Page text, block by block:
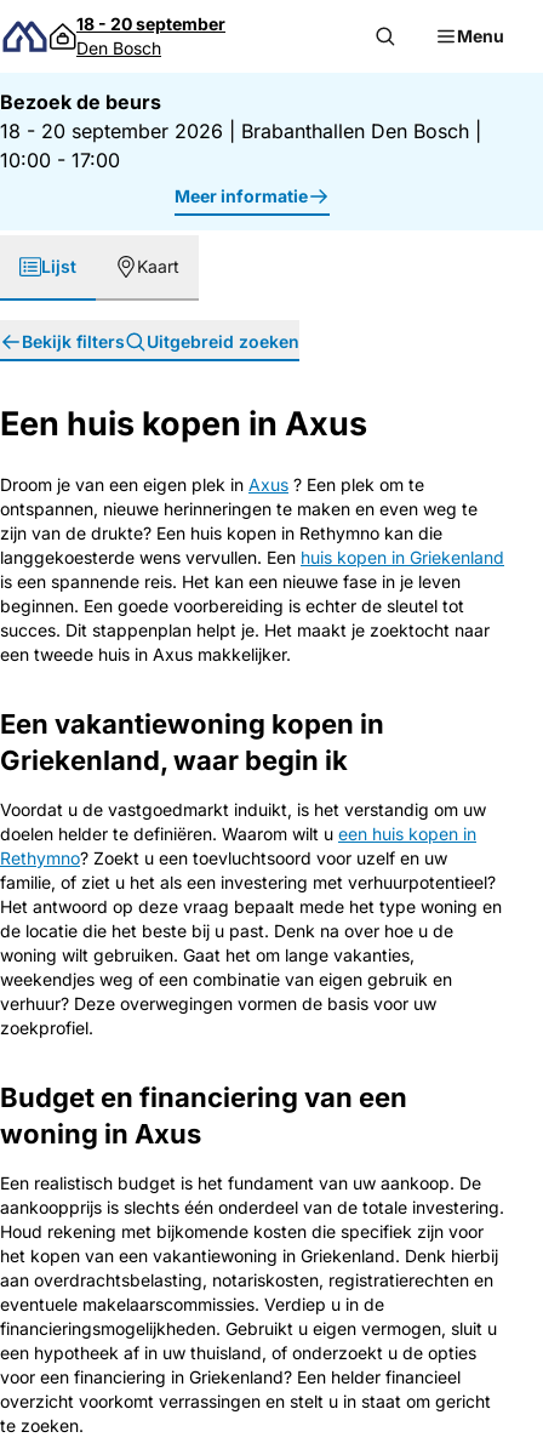
Direct naar inhoud
18 - 20 september
Den Bosch
Menu
Bezoek de beurs
18 - 20 september 2026
Brabanthallen Den Bosch
10:00 - 17:00
Meer informatie
Lijst Kaart
Bekijk filters Uitgebreid zoeken
Een huis kopen in Axus
Droom je van een eigen plek in Axus ? Een plek om te
ontspannen, nieuwe herinneringen te maken en even weg te
zijn van de drukte? Een huis kopen in Rethymno kan die
langgekoesterde wens vervullen. Een huis kopen in Griekenland
is een spannende reis. Het kan een nieuwe fase in je leven
beginnen. Een goede voorbereiding is echter de sleutel tot
succes. Dit stappenplan helpt je. Het maakt je zoektocht naar
een tweede huis in Axus makkelijker.
Een vakantiewoning kopen in
Griekenland, waar begin ik
Voordat u de vastgoedmarkt induikt, is het verstandig om uw
doelen helder te definiëren. Waarom wilt u een huis kopen in
Rethymno? Zoekt u een toevluchtsoord voor uzelf en uw
familie, of ziet u het als een investering met verhuurpotentieel?
Het antwoord op deze vraag bepaalt mede het type woning en
de locatie die het beste bij u past. Denk na over hoe u de
woning wilt gebruiken. Gaat het om lange vakanties,
weekendjes weg of een combinatie van eigen gebruik en
verhuur? Deze overwegingen vormen de basis voor uw
zoekprofiel.
Budget en financiering van een
woning in Axus
Een realistisch budget is het fundament van uw aankoop. De
aankoopprijs is slechts één onderdeel van de totale investering.
Houd rekening met bijkomende kosten die specifiek zijn voor
het kopen van een vakantiewoning in Griekenland. Denk hierbij
aan overdrachtsbelasting, notariskosten, registratierechten en
eventuele makelaarscommissies. Verdiep u in de
financieringsmogelijkheden. Gebruikt u eigen vermogen, sluit u
een hypotheek af in uw thuisland, of onderzoekt u de opties
voor een financiering in Griekenland? Een helder financieel
overzicht voorkomt verrassingen en stelt u in staat om gericht
te zoeken.